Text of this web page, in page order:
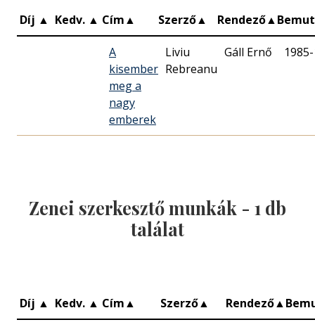
Díj ▲ Kedv. ▲ Cím▲ Szerző▲ Rendező▲
A
kisember
meg a
nagy
emberek
Liviu
Rebreanu
Gáll Ernő
Zenei szerkesztő munkák - 1 db
találat
Díj ▲ Kedv. ▲ Cím▲ Szerző▲ Rendező▲